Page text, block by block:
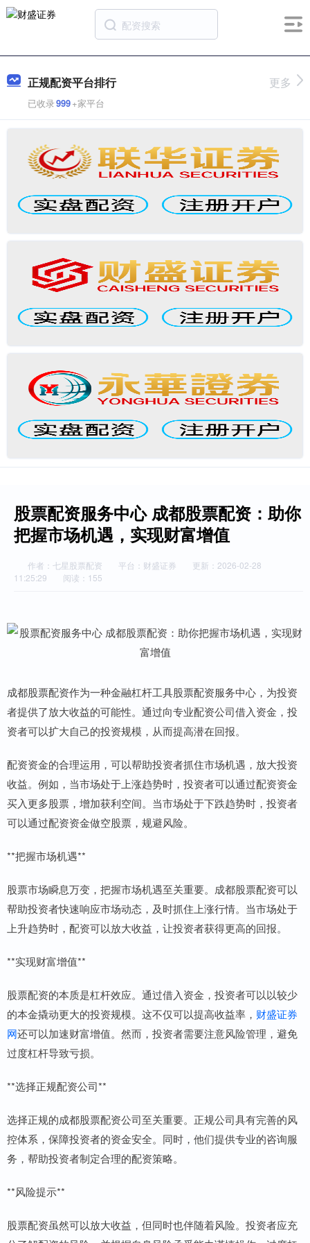
正规配资平台排行
已收录999+家平台
更多
股票配资服务中心 成都股票配资：助你
把握市场机遇，实现财富增值
作者：七星股票配资 平台：财盛证券
更新：2026-02-28
11:25:29
阅读：155
成都股票配资作为一种金融杠杆工具股票配资服务中心，为投资
者提供了放大收益的可能性。通过向专业配资公司借入资金，投
资者可以扩大自己的投资规模，从而提高潜在回报。
配资资金的合理运用，可以帮助投资者抓住市场机遇，放大投资
收益。例如，当市场处于上涨趋势时，投资者可以通过配资资金
买入更多股票，增加获利空间。当市场处于下跌趋势时，投资者
可以通过配资资金做空股票，规避风险。
**把握市场机遇**
股票市场瞬息万变，把握市场机遇至关重要。成都股票配资可以
帮助投资者快速响应市场动态，及时抓住上涨行情。当市场处于
上升趋势时，配资可以放大收益，让投资者获得更高的回报。
**实现财富增值**
股票配资的本质是杠杆效应。通过借入资金，投资者可以以较少
的本金撬动更大的投资规模。这不仅可以提高收益率， 财盛证券
网还可以加速财富增值。然而，投资者需要注意风险管理，避免
过度杠杆导致亏损。
**选择正规配资公司**
选择正规的成都股票配资公司至关重要。正规公司具有完善的风
控体系，保障投资者的资金安全。同时，他们提供专业的咨询服
务，帮助投资者制定合理的配资策略。
**风险提示**
股票配资虽然可以放大收益，但同时也伴随着风险。投资者应充